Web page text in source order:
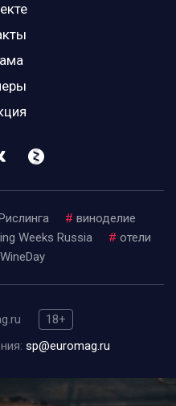
# виноделие
Weeks Russia # отели
18+
sp@euromag.ru